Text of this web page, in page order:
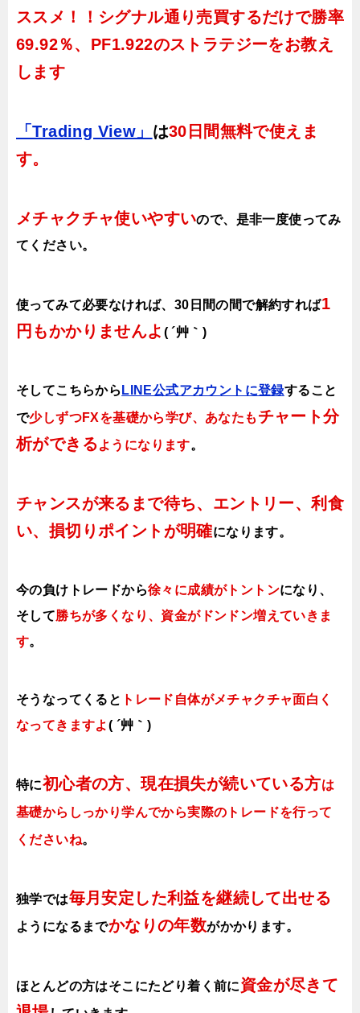
ススメ！！シグナル通り売買するだけで勝率
69.92％、PF1.922のストラテジーをお教え
します
「Trading View」 は30日間無料で使えま
す。
メチャクチャ使いやすいので、 是非一度使ってみ
てください。
使ってみて必要なければ、30日間の間で解約すれば1
円もかかりませんよ ( ´艸｀)
そしてこちらから LINE公式アカウントに登録すること
で少しずつFXを基礎から学び、あなたも チャート分
析ができるようになります。
チャンスが来るまで待ち、エントリー、利食
い、損切りポイントが明確になります。
今の負けトレードから徐々に成績がトントンになり、
そして勝ちが多くなり、資金がドンドン増えていきま
す。
そうなってくると トレード自体がメチャクチャ面白く
なってきますよ ( ´艸｀)
特に初心者の方、現在損失が続いている方は
基礎からしっかり学んでから実際のトレードを行って
くださいね。
独学では毎月安定した利益を継続して出せる
ようになるまでかなりの年数がかかります。
ほとんどの方はそこにたどり着く前に資金が尽きて